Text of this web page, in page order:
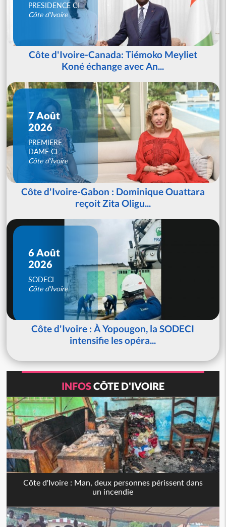
PRESIDENCE CI
Côte d'Ivoire
Côte d'Ivoire-Canada: Tiémoko Meyliet
Koné échange avec An...
7 Août
2026
PREMIERE
DAME CI
Côte d'Ivoire
Côte d'Ivoire-Gabon : Dominique Ouattara
reçoit Zita Oligu...
6 Août
2026
SODECI
Côte d'Ivoire
Côte d'Ivoire : À Yopougon, la SODECI
intensifie les opéra...
INFOSCÔTE D'IVOIRE
Côte d'Ivoire : Man, deux personnes périssent dans
un incendie